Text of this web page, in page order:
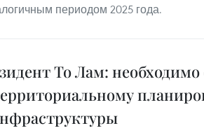
периодом 2025 года.
То Лам: